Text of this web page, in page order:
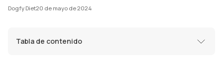
Dogfy Diet20 de mayo de 2024
Tabla de contenido